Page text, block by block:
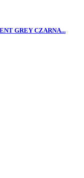
GREY CZARNA...